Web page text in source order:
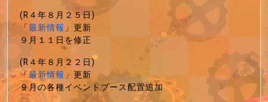
(R４年８月２５日)
「最新情報」更新
９月１１日を修正
(R４年８月２２日)
「最新情報」更新
９月の各種イベントブース配置追加